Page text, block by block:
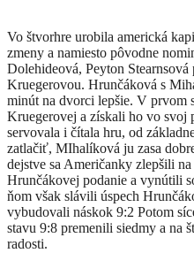
Vo štvorhre urobila americká
zmeny a namiesto pôvodne
Dolehideová, Peyton
Kruegerovou. Hrunčáková s
minút na dvorci lepšie. V prvom
Kruegerovej a získali ho vo svoj
servovala i čítala hru, od
zatlačiť, MIhalíková ju zasa
dejstve sa Američanky zlepšili
Hrunčákovej podanie a vynútili
ňom však slávili úspech
vybudovali náskok 9:2 Potom
stavu 9:8 premenili siedmy a na
radosti.